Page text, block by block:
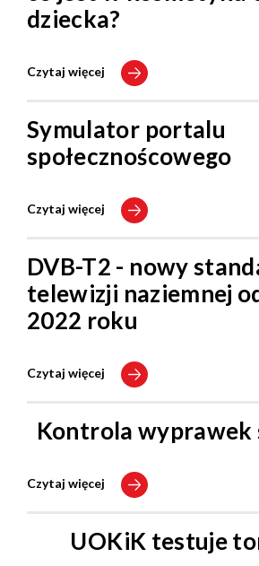
dziecka?
Czytaj więcej
Symulator portalu
społecznoścowego
Czytaj więcej
DVB-T2 - nowy
telewizji naziemnej
2022 roku
Czytaj więcej
Kontrola wyprawek
Czytaj więcej
UOKiK testuje